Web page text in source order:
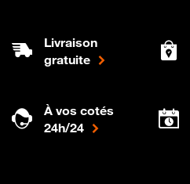
Livraison
gratuite
À vos cotés
24h/24